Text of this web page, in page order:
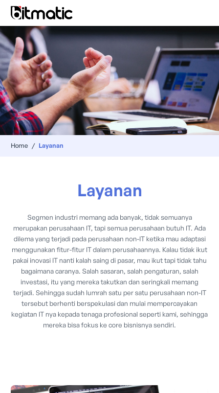
Home / Layanan
Layanan
Segmen industri memang ada banyak, tidak semuanya
merupakan perusahaan IT, tapi semua perusahaan butuh IT. Ada
dilema yang terjadi pada perusahaan non-IT ketika mau adaptasi
menggunakan fitur-fitur IT dalam perusahaannya. Kalau tidak ikut
pakai inovasi IT nanti kalah saing di pasar, mau ikut tapi tidak tahu
bagaimana caranya. Salah sasaran, salah pengaturan, salah
investasi, itu yang mereka takutkan dan seringkali memang
terjadi. Sehingga sudah lumrah satu per satu perusahaan non-IT
tersebut berhenti berspekulasi dan mulai mempercayakan
kegiatan IT nya kepada tenaga profesional seperti kami, sehingga
mereka bisa fokus ke core bisnisnya sendiri.